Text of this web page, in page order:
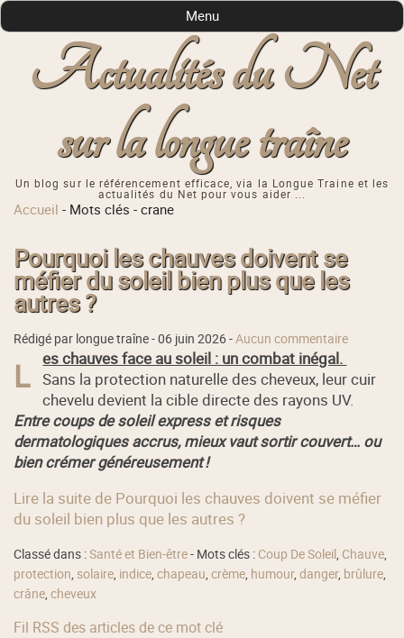
Actualités du Net
sur la longue traîne
Un blog sur le référencement efficace, via la Longue Traine et les
actualités du Net pour vous aider ...
Menu
Accueil - Mots clés -crane
Pourquoi les chauves doivent se
méfier du soleil bien plus que les
autres ?
Rédigé par longue traîne -06 juin 2026-Aucun commentaire
L
es chauves face au soleil : un combat inégal.
Sans la protection naturelle des cheveux, leur cuir
chevelu devient la cible directe des rayons UV.
Entre coups de soleil express et risques
dermatologiques accrus, mieux vaut sortir couvert… ou
bien crémer généreusement !
Lire la suite de Pourquoi les chauves doivent se méfier
du soleil bien plus que les autres ?
Classé dans :Santé et Bien-être- Mots clés : Coup De Soleil , Chauve,
protection, solaire, indice,chapeau,crème, humour,danger, brûlure,
crâne,cheveux
Fil RSS des articles de ce mot clé